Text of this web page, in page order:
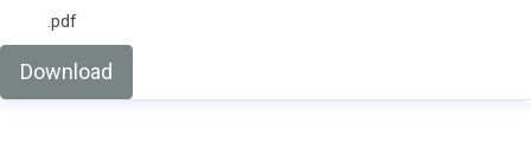
.pdf
Download